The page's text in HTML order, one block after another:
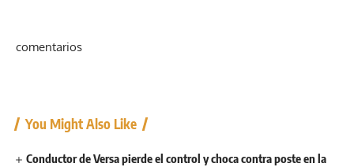
comentarios
You Might Also Like
Conductor de Versa pierde el control y choca contra poste en la